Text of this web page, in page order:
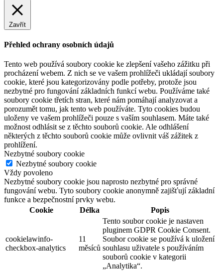
Zavřít
Přehled ochrany osobních údajů
Tento web používá soubory cookie ke zlepšení vašeho zážitku při
procházení webem. Z nich se ve vašem prohlížeči ukládají soubory
cookie, které jsou kategorizovány podle potřeby, protože jsou
nezbytné pro fungování základních funkcí webu. Používáme také
soubory cookie třetích stran, které nám pomáhají analyzovat a
porozumět tomu, jak tento web používáte. Tyto cookies budou
uloženy ve vašem prohlížeči pouze s vaším souhlasem. Máte také
možnost odhlásit se z těchto souborů cookie. Ale odhlášení
některých z těchto souborů cookie může ovlivnit váš zážitek z
prohlížení.
Nezbytné soubory cookie
Nezbytné soubory cookie
Vždy povoleno
Nezbytné soubory cookie jsou naprosto nezbytné pro správné
fungování webu. Tyto soubory cookie anonymně zajišťují základní
funkce a bezpečnostní prvky webu.
Cookie
Délka Popis
cookielawinfo-
checkbox-analytics
11
měsíců
Tento soubor cookie je nastaven
pluginem GDPR Cookie Consent.
Soubor cookie se používá k uložení
souhlasu uživatele s používáním
souborů cookie v kategorii
„Analytika“.